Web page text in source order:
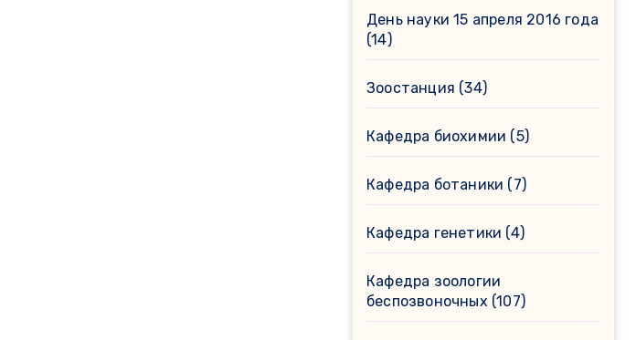
День науки 15 апреля 2016 года
(14)
Зоостанция (34)
Кафедра биохимии (5)
Кафедра ботаники (7)
Кафедра генетики (4)
Кафедра зоологии
беспозвоночных (107)